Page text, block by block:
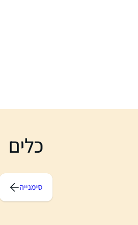
כלים
סימנייה